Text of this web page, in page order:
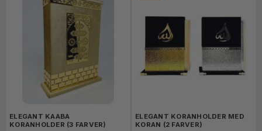
ELEGANT KAABA
KORANHOLDER (3 FARVER)
ELEGANT KORANHOLDER MED
KORAN (2 FARVER)